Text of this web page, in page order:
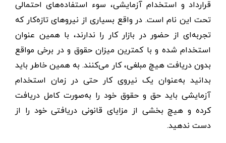
قرارداد و استخدام آزمایشی، سوء استفاده‌های احتمالی
تحت این نام است. در واقع بسیاری از نیروهای تازه‌کار که
تجربه‌ای از حضور در بازار کار را ندارند، با همین عنوان
استخدام شده و با کمترین میزان حقوق و در برخی مواقع
بدون دریافت هیچ مبلغی، کار می‌کنند. به همین خاطر باید
بدانید به‌عنوان یک نیروی کار حتی در زمان استخدام
آزمایشی باید حق و حقوق خود را به‌صورت کامل دریافت
کرده و هیچ بخشی از مزایای قانونی دریافتی خود را از
دست ندهید.